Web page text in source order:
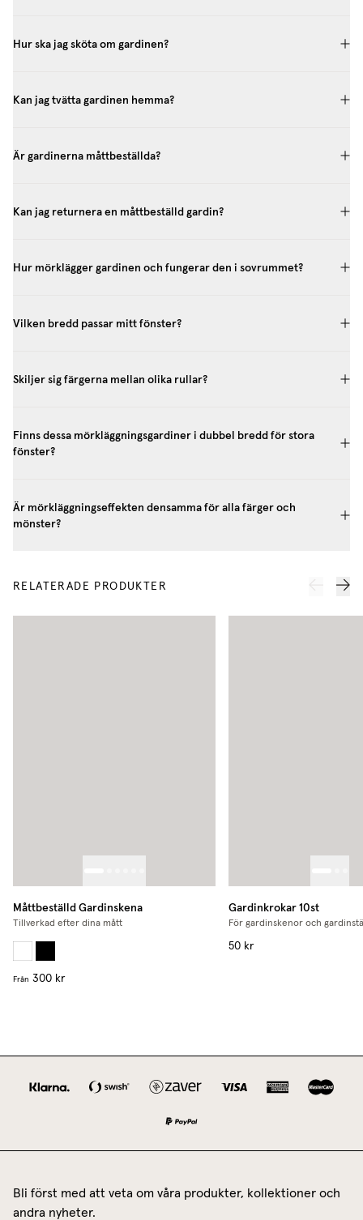
Hur ska jag sköta om gardinen?
Kan jag tvätta gardinen hemma?
Är gardinerna måttbeställda?
Kan jag returnera en måttbeställd gardin?
Hur mörklägger gardinen och fungerar den i sovrummet?
Vilken bredd passar mitt fönster?
Skiljer sig färgerna mellan olika rullar?
Finns dessa mörkläggningsgardiner i dubbel bredd för stora
fönster?
Är mörkläggningseffekten densamma för alla färger och
mönster?
RELATERADE PRODUKTER
Måttbeställd Gardinskena
Tillverkad efter dina mått
Från 300 kr
Gardinkrokar 10st
För gardinskenor och
50 kr
Bli först med att veta om våra produkter, kollektioner och
andra nyheter.